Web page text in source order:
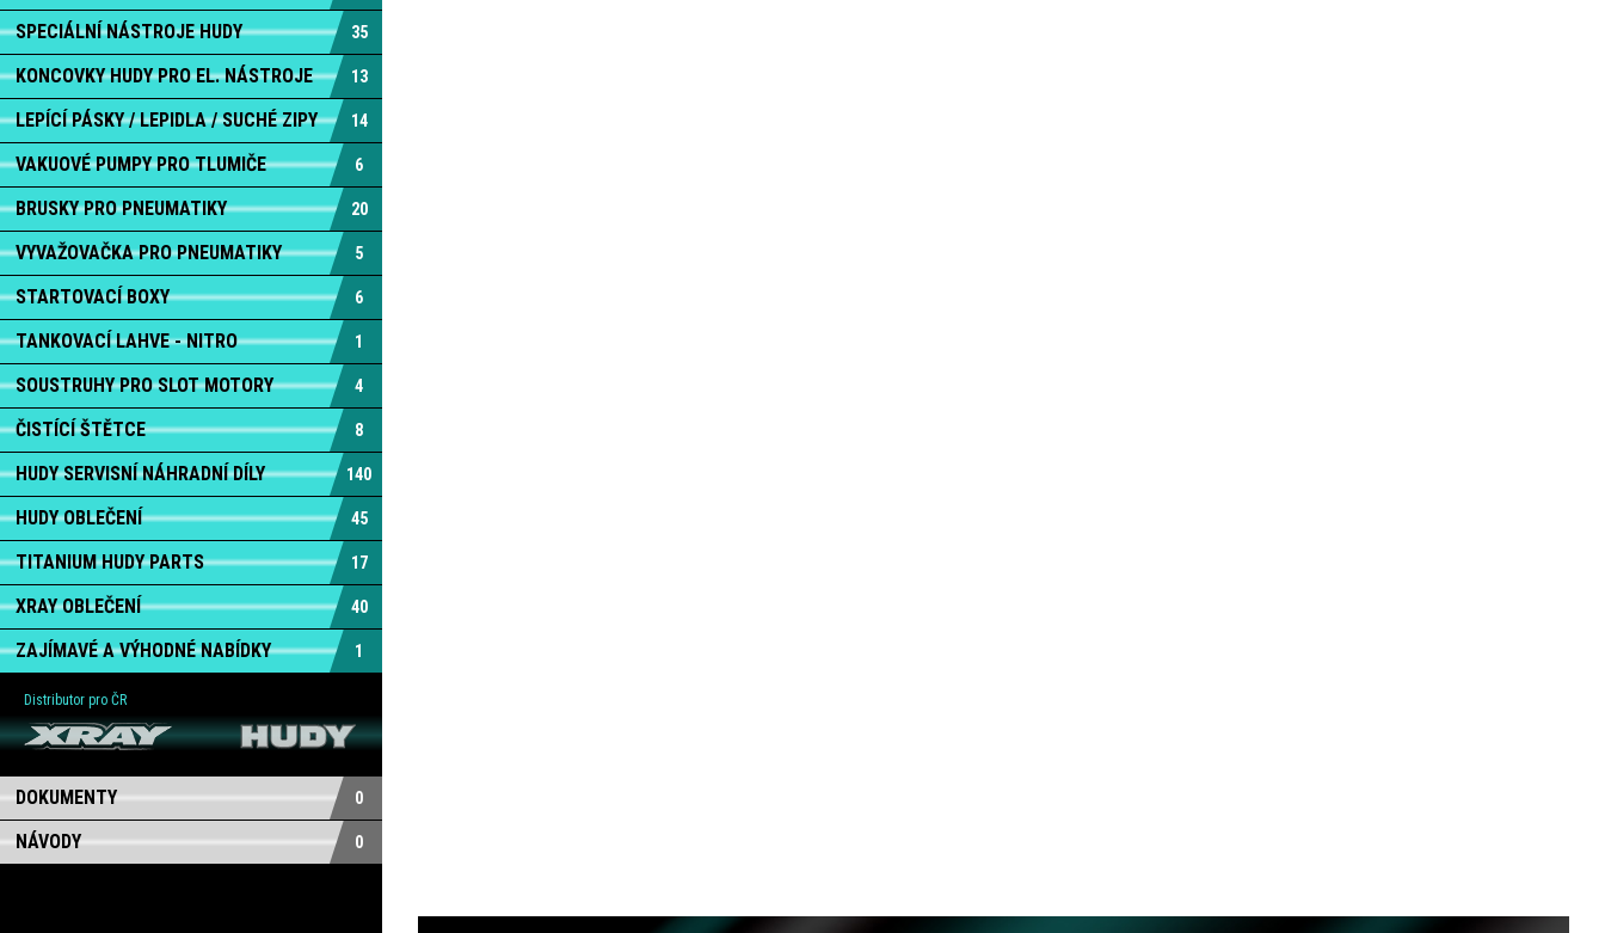
SPECIÁLNÍ NÁSTROJE HUDY 35
KONCOVKY HUDY PRO EL. NÁSTROJE 13
LEPÍCÍ PÁSKY / LEPIDLA / SUCHÉ ZIPY 14
VAKUOVÉ PUMPY PRO TLUMIČE 6
BRUSKY PRO PNEUMATIKY 20
VYVAŽOVAČKA PRO PNEUMATIKY 5
STARTOVACÍ BOXY 6
TANKOVACÍ LAHVE - NITRO 1
SOUSTRUHY PRO SLOT MOTORY 4
ČISTÍCÍ ŠTĚTCE 8
HUDY SERVISNÍ NÁHRADNÍ DÍLY 140
HUDY OBLEČENÍ 45
TITANIUM HUDY PARTS 17
XRAY OBLEČENÍ 40
ZAJÍMAVÉ A VÝHODNÉ NABÍDKY 1
Distributor pro ČR
DOKUMENTY 0
NÁVODY 0